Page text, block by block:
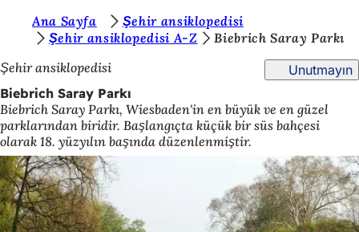
İçeriğe atla
r
a
d
a
s
ı
n
Ana Sayfa
Şehir ansiklopedisi
Şehir ansiklopedisi A-Z
Biebrich Saray Parkı
Şehir ansiklopedisi
Unutmayın
Biebrich Saray Parkı
Biebrich Saray Parkı, Wiesbaden'in en büyük ve en güzel
parklarından biridir. Başlangıçta küçük bir süs bahçesi
olarak 18. yüzyılın başında düzenlenmiştir.